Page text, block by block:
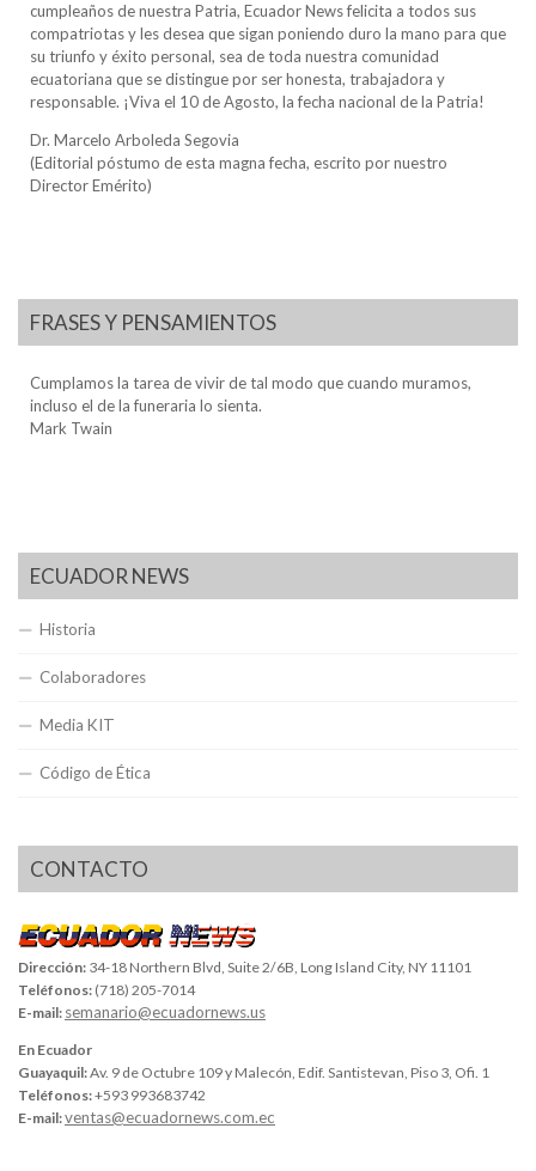
cumpleaños de nuestra Patria, Ecuador News felicita a todos sus
compatriotas y les desea que sigan poniendo duro la mano para que
su triunfo y éxito personal, sea de toda nuestra comunidad
ecuatoriana que se distingue por ser honesta, trabajadora y
responsable. ¡Viva el 10 de Agosto, la fecha nacional de la Patria!
Dr. Marcelo Arboleda Segovia
(Editorial póstumo de esta magna fecha, escrito por nuestro
Director Emérito)
FRASES Y PENSAMIENTOS
Cumplamos la tarea de vivir de tal modo que cuando muramos,
incluso el de la funeraria lo sienta.
Mark Twain
ECUADOR NEWS
Historia
Colaboradores
Media KIT
Código de Ética
CONTACTO
Dirección: 34-18 Northern Blvd, Suite 2/6B, Long Island City, NY 11101
Teléfonos: (718) 205-7014
E-mail: semanario@ecuadornews.us
En Ecuador
Guayaquil:Av. 9 de Octubre 109 y Malecón, Edif. Santistevan, Piso 3, Ofi. 1
Teléfonos:+593 993683742
E-mail:ventas@ecuadornews.com.ec